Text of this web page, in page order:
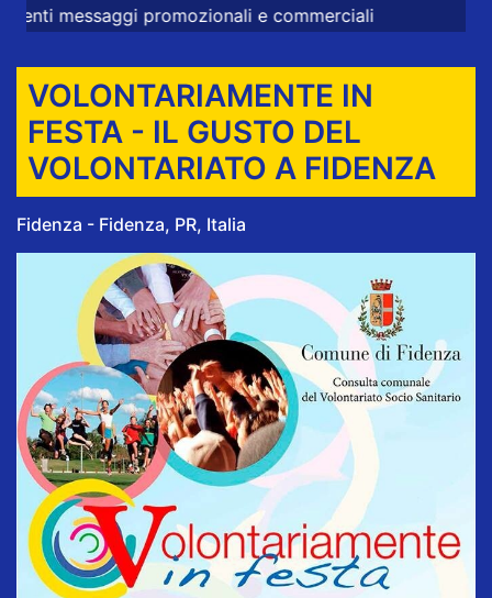
promozionali e commerciali
VOLONTARIAMENTE IN
FESTA - IL GUSTO DEL
VOLONTARIATO A FIDENZA
Fidenza - Fidenza, PR, Italia